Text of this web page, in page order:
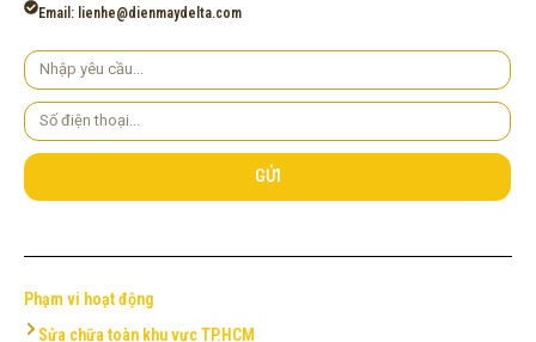
Email: lienhe@dienmaydelta.com
Yêu
cầu
Số
điện
thoại
GỬI
Phạm vi hoạt động
Sửa chữa toàn khu vực TP.HCM